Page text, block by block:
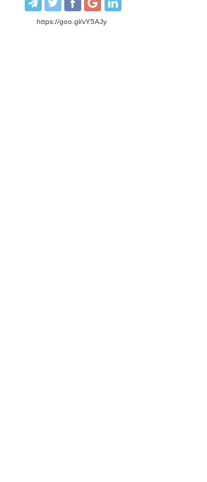
https://goo.gl/vY5AJy